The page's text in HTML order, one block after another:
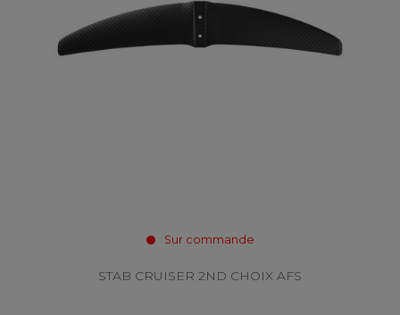
Sur commande
STAB CRUISER 2ND CHOIX AFS